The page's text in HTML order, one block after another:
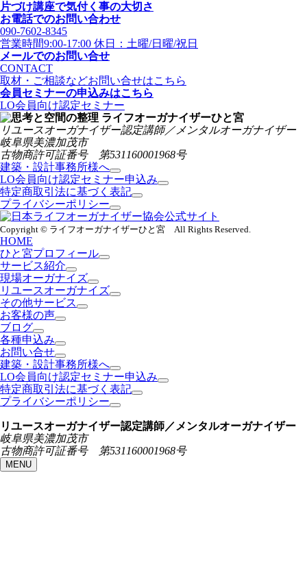
片づけ講座で気付く事の大切さ
お電話でのお問い合わせ
090-7602-8345
営業時間9:00-17:00 休日：土曜/日曜/祝日
メールでのお問い合せ
CONTACT
取材・ご相談などお問い合せはこちら
会員セミナーの申込みはこちら
LO会員向け認定セミナー
リユースオーガナイザー認定講師／メンタルオーガナイザー
岐阜県美濃加茂市
古物商許可証番号 第531160001968号
建築・設計事務所様へ
LO会員向け認定セミナー申込み
特定商取引法に基づく表記
プライバシーポリシー
Copyright © ライフオーガナイザーひと宮 All Rights Reserved.
HOME
ひと宮プロフィール
サービス紹介
現場オーガナイズ
リユースオーガナイズ
その他サービス
お客様の声
ブログ
各種申込み
お問い合せ
建築・設計事務所様へ
LO会員向け認定セミナー申込み
特定商取引法に基づく表記
プライバシーポリシー
リユースオーガナイザー認定講師／メンタルオーガナイザー
岐阜県美濃加茂市
古物商許可証番号 第531160001968号
MENU